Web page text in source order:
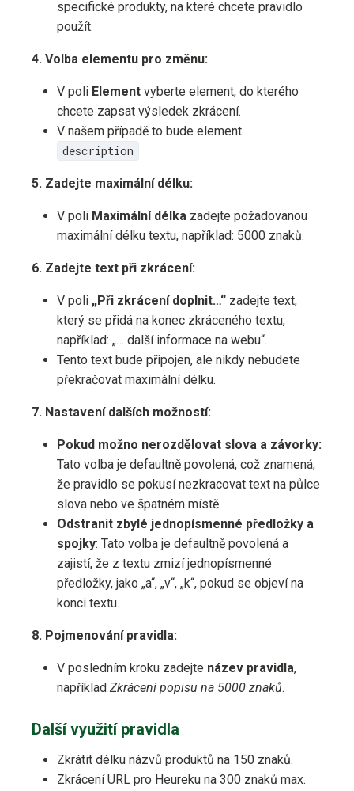
specifické produkty, na které chcete pravidlo
použít.
4. Volba elementu pro změnu:
V poli Element vyberte element, do kterého
chcete zapsat výsledek zkrácení.
V našem případě to bude element
description
5. Zadejte maximální délku:
V poli Maximální délka zadejte požadovanou
maximální délku textu, například: 5000 znaků.
6. Zadejte text při zkrácení:
V poli „Při zkrácení doplnit…“ zadejte text,
který se přidá na konec zkráceného textu,
například: „… další informace na webu“.
Tento text bude připojen, ale nikdy nebudete
překračovat maximální délku.
7. Nastavení dalších možností:
Pokud možno nerozdělovat slova a závorky:
Tato volba je defaultně povolená, což znamená,
že pravidlo se pokusí nezkracovat text na půlce
slova nebo ve špatném místě.
Odstranit zbylé jednopísmenné předložky a
spojky: Tato volba je defaultně povolená a
zajistí, že z textu zmizí jednopísmenné
předložky, jako „a“, „v“, „k“, pokud se objeví na
konci textu.
8. Pojmenování pravidla:
V posledním kroku zadejte název pravidla,
například Zkrácení popisu na 5000 znaků.
Další využití pravidla
Zkrátit délku názvů produktů na 150 znaků.
Zkrácení URL pro Heureku na 300 znaků max.